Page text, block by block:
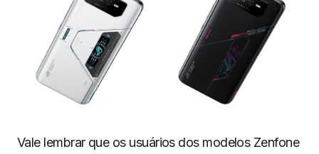
Vale lembrar que os usuários dos modelos Zenfone